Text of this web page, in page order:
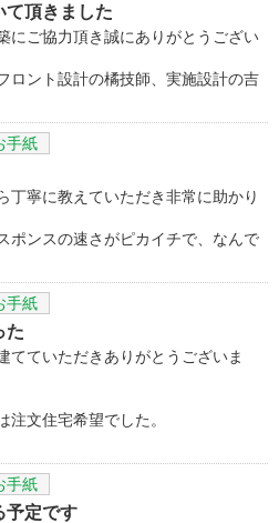
て頂きました
にご協力頂き誠にありがとうござい
ロント設計の橘技師、実施設計の吉
手紙
丁寧に教えていただき非常に助かり
ポンスの速さがピカイチで、なんで
手紙
た
てていただきありがとうございま
注文住宅希望でした。
手紙
予定です